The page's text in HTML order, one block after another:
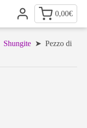
0,00€
Shungite ➤ Pezzo di